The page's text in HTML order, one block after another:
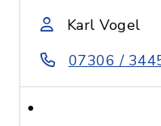
Karl Vogel
07306 /